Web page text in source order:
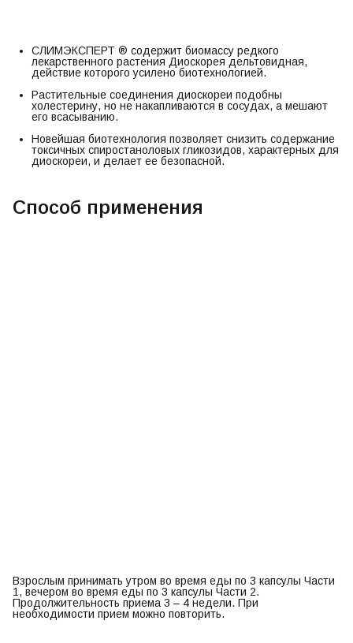
СЛИМЭКСПЕРТ ® содержит биомассу редкого
лекарственного растения Диоскорея дельтовидная,
действие которого усилено биотехнологией.
Растительные соединения диоскореи подобны
холестерину, но не накапливаются в сосудах, а мешают
его всасыванию.
Новейшая биотехнология позволяет снизить содержание
токсичных спиростаноловых гликозидов, характерных для
диоскореи, и делает ее безопасной.
Способ применения
Взрослым принимать утром во время еды по 3 капсулы Части
1, вечером во время еды по 3 капсулы Части 2.
Продолжительность приема 3 – 4 недели. При
необходимости прием можно повторить.